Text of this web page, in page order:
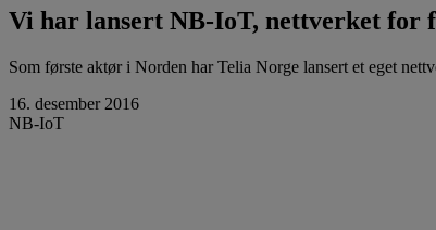
Vi har lansert NB-IoT, nettverket for
Som første aktør i Norden har Telia Norge lansert et eget
16. desember 2016
NB-IoT